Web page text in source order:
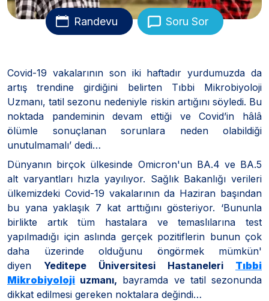
Randevu Soru Sor
Covid-19 vakalarının son iki haftadır yurdumuzda da
artış trendine girdiğini belirten Tıbbi Mikrobiyoloji
Uzmanı, tatil sezonu nedeniyle riskin artığını söyledi. Bu
noktada pandeminin devam ettiği ve Covid’in hâlâ
ölümle sonuçlanan sorunlara neden olabildiği
unutulmamalı’ dedi…
Dünyanın birçok ülkesinde Omicron'un BA.4 ve BA.5
alt varyantları hızla yayılıyor. Sağlık Bakanlığı verileri
ülkemizdeki Covid-19 vakalarının da Haziran başından
bu yana yaklaşık 7 kat arttığını gösteriyor. ‘Bununla
birlikte artık tüm hastalara ve temaslılarına test
yapılmadığı için aslında gerçek pozitiflerin bunun çok
daha üzerinde olduğunu öngörmek mümkün'
diyen Yeditepe Üniversitesi Hastaneleri Tıbbi
Mikrobiyoloji uzmanı, bayramda ve tatil sezonunda
dikkat edilmesi gereken noktalara değindi…